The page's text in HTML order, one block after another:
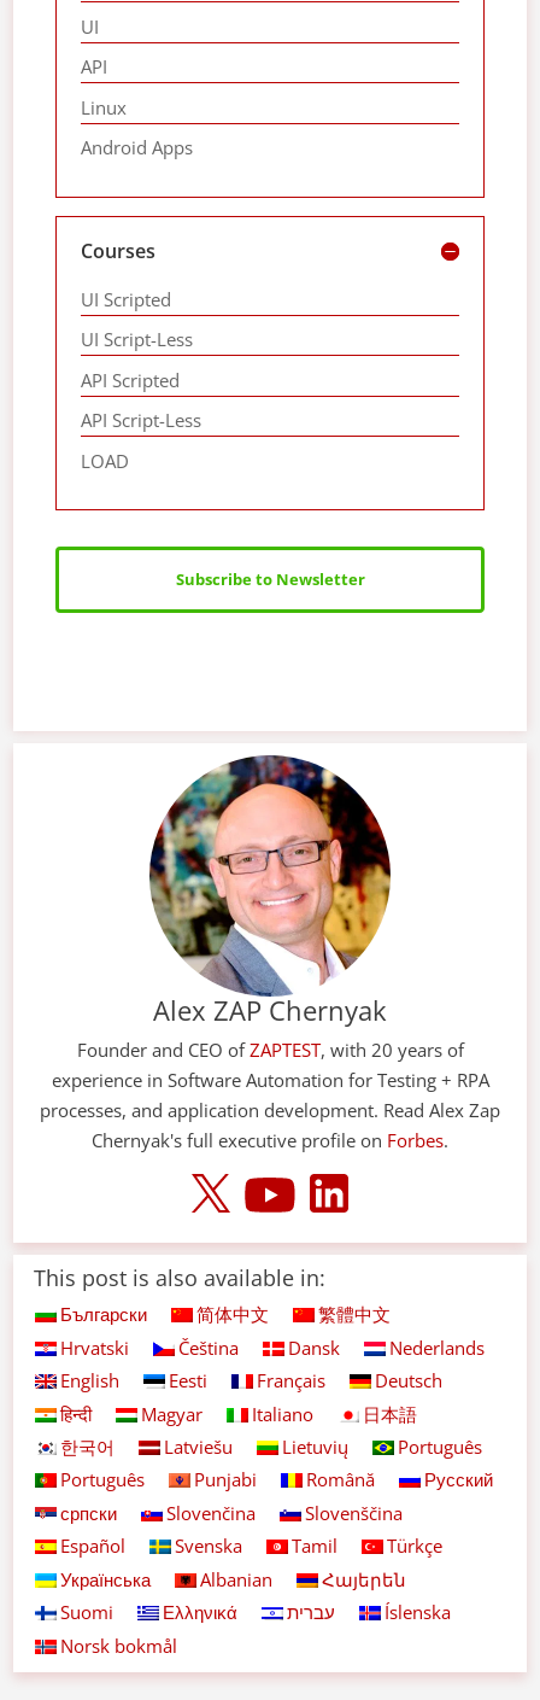
UI
API
Linux
Android Apps
Courses
UI Scripted
UI Script-Less
API Scripted
API Script-Less
LOAD
Subscribe to Newsletter
Alex ZAP Chernyak
Founder and CEO ofZAPTEST, with 20 years of
experience in Software Automation for Testing + RPA
processes, and application development. Read Alex Zap
Chernyak's full executive profile on Forbes.
This post is also available in:
Български 简体中文
繁體中文
Hrvatski
Čeština Dansk
Nederlands
English
Eesti Français
Deutsch
हिन्दी
Magyar Italiano
日本語
한국어
Latviešu Lietuvių
Português
Português
Punjabi Română
Русский
српски
Slovenčina
Slovenščina
Español
Svenska Tamil
Türkçe
Українська
Albanian
Հայերեն
Suomi
Ελληνικά עברית
Íslenska
Norsk bokmål